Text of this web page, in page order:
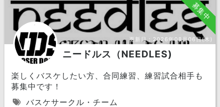
募集中
更新日： 2026年08月06日(木)
ニードルス（NEEDLES)
楽しくバスケしたい方、合同練習、練習試合相手も
募集中です！
バスケサークル・チーム